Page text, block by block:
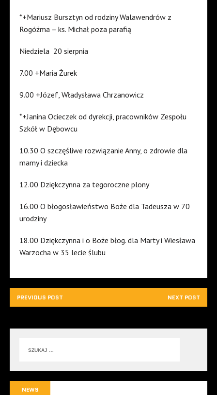
*+Mariusz Bursztyn od rodziny Walawendrów z
Rogóżma – ks. Michał poza parafią
Niedziela 20 sierpnia
7.00 +Maria Żurek
9.00 +Józef, Władysława Chrzanowicz
*+Janina Ocieczek od dyrekcji, pracowników Zespołu
Szkół w Dębowcu
10.30 O szczęśliwe rozwiązanie Anny, o zdrowie dla
mamy i dziecka
12.00 Dziękczynna za tegoroczne plony
16.00 O błogosławieństwo Boże dla Tadeusza w 70
urodziny
18.00 Dziękczynna i o Boże błog. dla Marty i Wiesława
Warzocha w 35 lecie ślubu
PREVIOUS POST NEXT POST
NEWS